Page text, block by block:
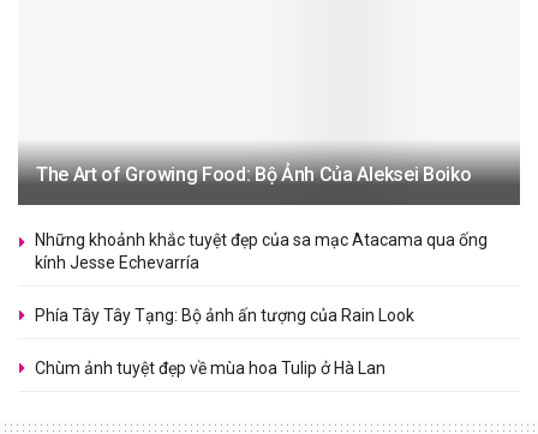
The Art of Growing Food: Bộ Ảnh Của Aleksei Boiko
Những khoảnh khắc tuyệt đẹp của sa mạc Atacama qua ống
kính Jesse Echevarría
Phía Tây Tây Tạng: Bộ ảnh ấn tượng của Rain Look
Chùm ảnh tuyệt đẹp về mùa hoa Tulip ở Hà Lan